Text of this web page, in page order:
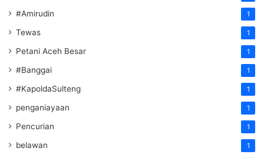
#Amirudin 1
Tewas 1
Petani Aceh Besar 1
#Banggai 1
#KapoldaSulteng 1
penganiayaan 1
Pencurian 1
belawan 1